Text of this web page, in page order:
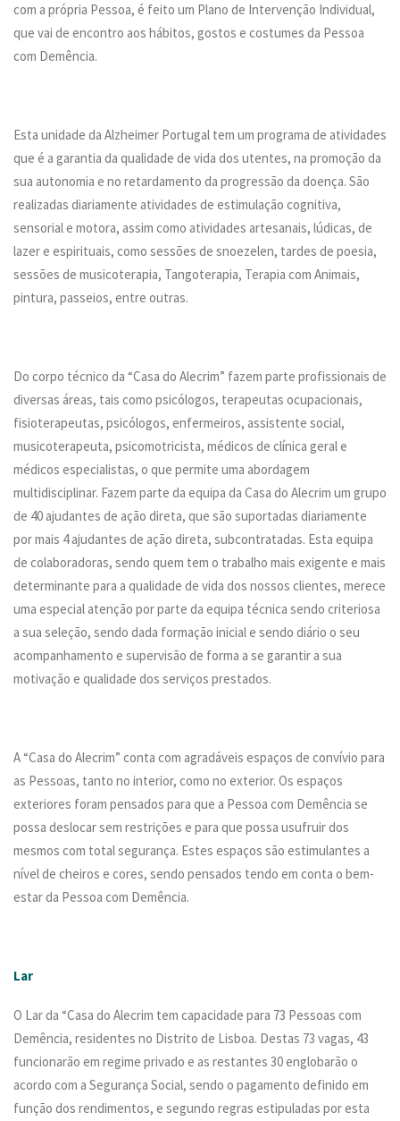
com a própria Pessoa, é feito um Plano de Intervenção Individual,
que vai de encontro aos hábitos, gostos e costumes da Pessoa
com Demência.
Esta unidade da Alzheimer Portugal tem um programa de atividades
que é a garantia da qualidade de vida dos utentes, na promoção da
sua autonomia e no retardamento da progressão da doença. São
realizadas diariamente atividades de estimulação cognitiva,
sensorial e motora, assim como atividades artesanais, lúdicas, de
lazer e espirituais, como sessões de snoezelen, tardes de poesia,
sessões de musicoterapia, Tangoterapia, Terapia com Animais,
pintura, passeios, entre outras.
Do corpo técnico da “Casa do Alecrim” fazem parte profissionais de
diversas áreas, tais como psicólogos, terapeutas ocupacionais,
fisioterapeutas, psicólogos, enfermeiros, assistente social,
musicoterapeuta, psicomotricista, médicos de clínica geral e
médicos especialistas, o que permite uma abordagem
multidisciplinar. Fazem parte da equipa da Casa do Alecrim um grupo
de 40 ajudantes de ação direta, que são suportadas diariamente
por mais 4 ajudantes de ação direta, subcontratadas. Esta equipa
de colaboradoras, sendo quem tem o trabalho mais exigente e mais
determinante para a qualidade de vida dos nossos clientes, merece
uma especial atenção por parte da equipa técnica sendo criteriosa
a sua seleção, sendo dada formação inicial e sendo diário o seu
acompanhamento e supervisão de forma a se garantir a sua
motivação e qualidade dos serviços prestados.
A “Casa do Alecrim” conta com agradáveis espaços de convívio para
as Pessoas, tanto no interior, como no exterior. Os espaços
exteriores foram pensados para que a Pessoa com Demência se
possa deslocar sem restrições e para que possa usufruir dos
mesmos com total segurança. Estes espaços são estimulantes a
nível de cheiros e cores, sendo pensados tendo em conta o bem-
estar da Pessoa com Demência.
Lar
O Lar da “Casa do Alecrim tem capacidade para 73 Pessoas com
Demência, residentes no Distrito de Lisboa. Destas 73 vagas, 43
funcionarão em regime privado e as restantes 30 englobarão o
acordo com a Segurança Social, sendo o pagamento definido em
função dos rendimentos, e segundo regras estipuladas por esta